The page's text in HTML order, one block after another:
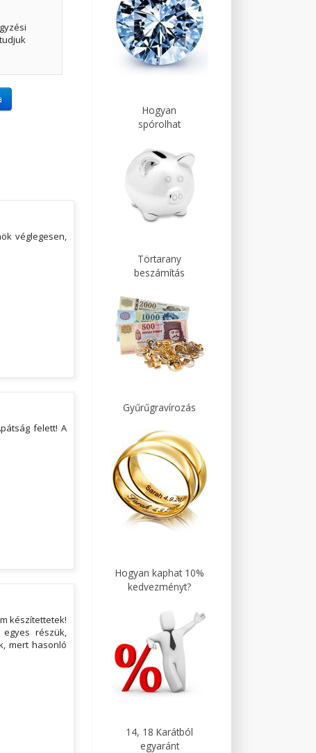
véglegesen,
felett! A
készítettetek!
részük,
mert hasonló
Hogyan
spórolhat
Törtarany
beszámítás
Gyűrűgravírozás
Hogyan kaphat 10%
kedvezményt?
14, 18 Karátból
egyaránt